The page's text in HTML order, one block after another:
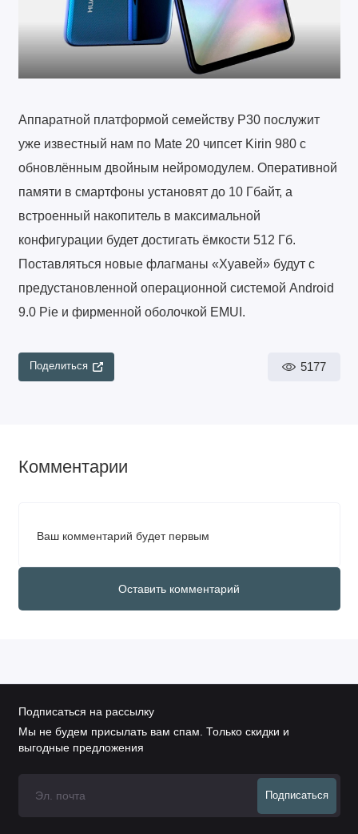
Аппаратной платформой семейству P30 послужит
уже известный нам по Mate 20 чипсет Kirin 980 с
обновлённым двойным нейромодулем. Оперативной
памяти в смартфоны установят до 10 Гбайт, а
встроенный накопитель в максимальной
конфигурации будет достигать ёмкости 512 Гб.
Поставляться новые флагманы «Хуавей» будут с
предустановленной операционной системой Android
9.0 Pie и фирменной оболочкой EMUI.
Поделиться 5177
Комментарии
Ваш комментарий будет первым
Оставить комментарий
Подписаться на рассылку
Мы не будем присылать вам спам. Только скидки и
выгодные предложения
Подписаться